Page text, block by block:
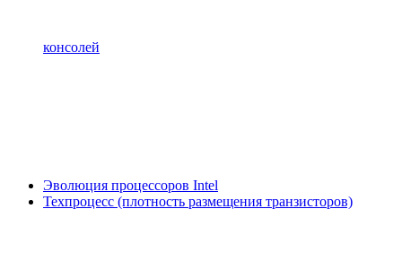
консолей
Эволюция процессоров Intel
Техпроцесс (плотность размещения транзисторов)